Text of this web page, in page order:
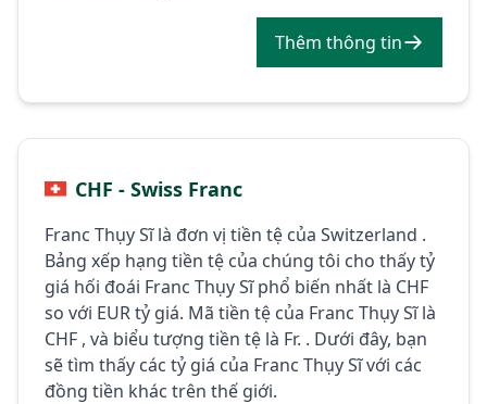
Thêm thông tin
CHF - Swiss Franc
Franc Thụy Sĩ là đơn vị tiền tệ của Switzerland .
Bảng xếp hạng tiền tệ của chúng tôi cho thấy tỷ
giá hối đoái Franc Thụy Sĩ phổ biến nhất là CHF
so với EUR tỷ giá. Mã tiền tệ của Franc Thụy Sĩ là
CHF , và biểu tượng tiền tệ là Fr. . Dưới đây, bạn
sẽ tìm thấy các tỷ giá của Franc Thụy Sĩ với các
đồng tiền khác trên thế giới.